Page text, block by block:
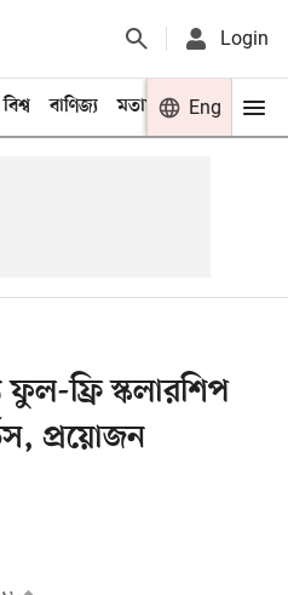
Login
বিশ্ব বাণিজ্য মতামত খেলা
Eng
ফুল-ফ্রি স্কলারশিপ
প্রয়োজন